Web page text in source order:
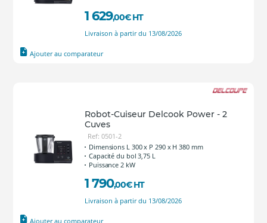
1 629,00€ HT
Livraison à partir du 13/08/2026
Ajouter au comparateur
Robot-Cuiseur Delcook Power - 2
Cuves
Ref: 0501-2
Dimensions L 300 x P 290 x H 380 mm
Capacité du bol 3,75 L
Puissance 2 kW
1 790,00€ HT
Livraison à partir du 13/08/2026
Ajouter au comparateur